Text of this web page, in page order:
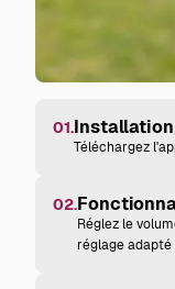
01.Installation
Téléchargez
02.
Réglez le
réglage